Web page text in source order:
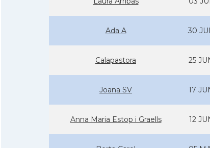
Ada A 30
Calapastora 25
Joana SV 17
Anna Maria Estop i Graells 12